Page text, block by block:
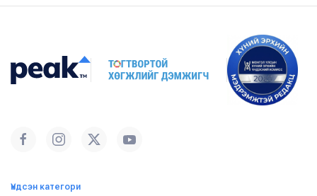
Үндсэн категори